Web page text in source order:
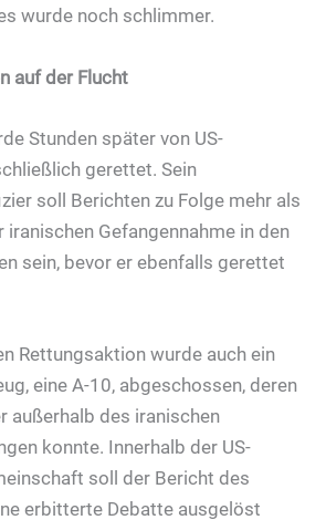
wurde noch schlimmer.
auf der Flucht
Stunden später von US-
gerettet. Sein
soll Berichten zu Folge mehr als
iranischen Gefangennahme in den
sein, bevor er ebenfalls gerettet
Rettungsaktion wurde auch ein
eine A-10, abgeschossen, deren
außerhalb des iranischen
konnte. Innerhalb der US-
soll der Bericht des
erbitterte Debatte ausgelöst